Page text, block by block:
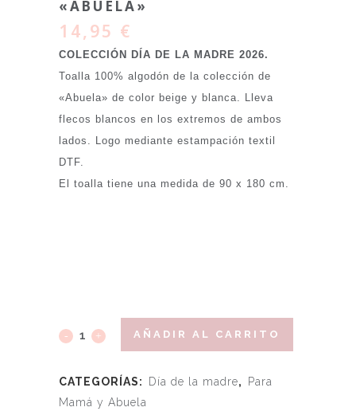
«ABUELA»
14,95 €
COLECCIÓN DÍA DE LA MADRE 2026.
Toalla 100% algodón de la colección de
«Abuela» de color beige y blanca. Lleva
flecos blancos en los extremos de ambos
lados. Logo mediante estampación textil
DTF.
El toalla tiene una medida de 90 x 180 cm.
AÑADIR AL CARRITO
CATEGORÍAS: Día de la madre,
Para
Mamá y Abuela